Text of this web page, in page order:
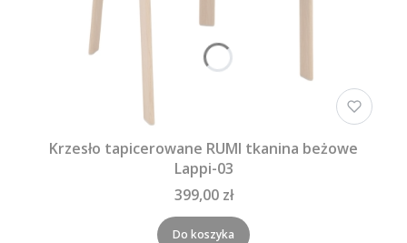
Krzesło tapicerowane RUMI tkanina beżowe
Lappi-03
399,00 zł
Do koszyka